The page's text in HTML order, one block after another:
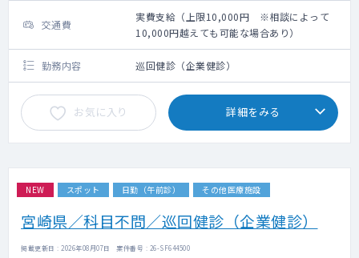
交通費
実費支給（上限10,000円 ※相談によって
10,000円越えても可能な場合あり）
勤務内容 巡回健診（企業健診）
お気に入り 詳細をみる
NEW スポット 日勤（午前診） その他医療施設
宮崎県／科目不問／巡回健診（企業健診）
掲載更新日 : 2026年08月07日 案件番号 : 26-SF644500